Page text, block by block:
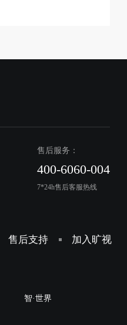
售后服务：
400-6060-004
7*24h售后客服热线
售后支持 加入旷视
智·世界